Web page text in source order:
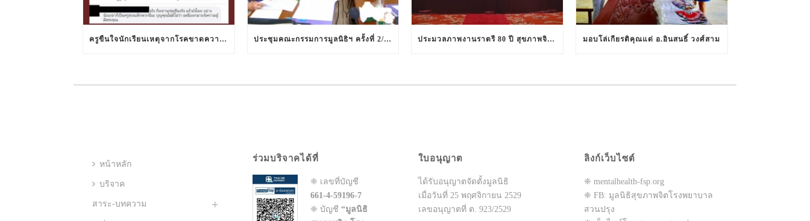
ครูขืนใจนักเรียนเหตุจากโรคขาดความยับยั้งชั่งใจ ประชุมคณะกรรมการมูลนิธิฯ ครั้งที่ 2/2561 ในวันที่ 12 มีนาคม 2561 ประมวลภาพงานราตรี 80 ปี สุขภาพจิตดี กับโรงพยาบาลสวนปรุง มอบโล่เกียรติคุณแด่ อ.อินสนธิ์ วงศ์สาม
หน้าหลัก
บริจาค
สาระ-บทความ
ร่วมบริจาคได้ที่
❈ เลขที่บัญชี
661-4-59196-7
❈ บัญชี “มูลนิธิ
ใบอนุญาต
ได้รับอนุญาตจัดตั้งมูลนิธิ
เมื่อวันที่ 25 พฤศจิกายน 2529
เลขอนุญาตที่ ต. 923/2529
ลิงก์เว็บไซต์
❈ mentalhealth-fsp.org
❈ FB: มูลนิธิสุขภาพจิตโรงพยาบาล
สวนปรุง